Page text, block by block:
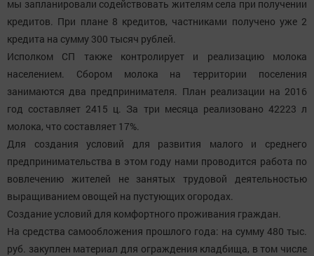
мы запланировали содействовать жителям села при получении
кредитов. При плане 8 кредитов, частниками получено уже 2
кредита на сумму 300 тысяч рублей.
Исполком СП также контролирует и реализацию молока
населением. Сбором молока на территории поселения
занимаются два предпринимателя. План реализации на 2016
год составляет 2415 ц. За три месяца реализовано 42223 л
молока, что составляет 17%.
Для создания условий для развития малого и среднего
предпринимательства в этом году нами проводится работа по
вовлечению жителей не занятых трудовой деятельностью
выращиванием овощей на пустующих огородах.
Создание условий для комфортного проживания граждан.
На средства самообложения прошлого года: на сумму 480 тыс.
руб. закуплен материал для ограждения кладбища, в том числе